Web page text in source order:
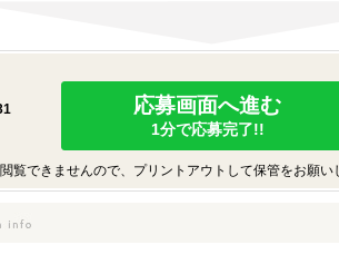
応募画面へ進む
1分で応募完了!!
覧できませんので、プリントアウトして保管をお願い